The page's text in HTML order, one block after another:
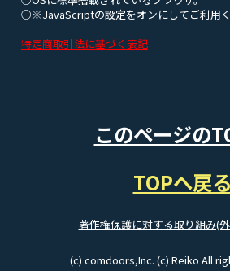
○※JavaScriptの設定をオンにしてご利用く
特定商取引法に基づく表記
このページの
TOPへ戻る
著作権保護に対する取り組み(
(c) comdoors,Inc. (c) Reiko All